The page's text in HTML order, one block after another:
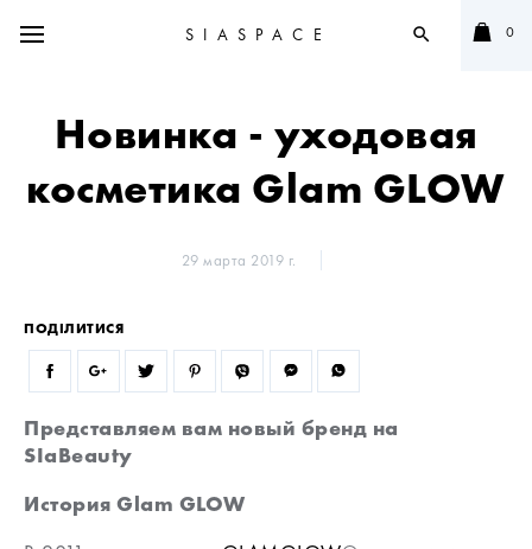
SIASPACE search 0
Новинка - уходовая
косметика Glam GLOW
29 марта 2019 г.
ПОДІЛИТИСЯ
Представляем вам новый бренд на
SIaBeauty
История Glam GLOW